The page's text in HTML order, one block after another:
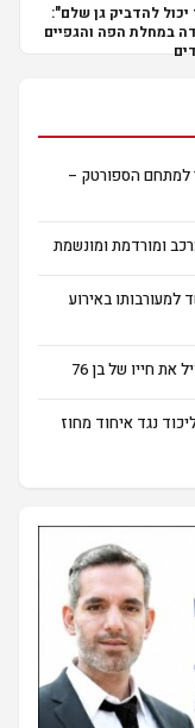
להדביק גן שלם":
במחלת הפה והגפיים
למתחם הספורטק –
נעצר בחשד למעורבותו באירוע
חייו של בן 76
נגד איחוד מחוז